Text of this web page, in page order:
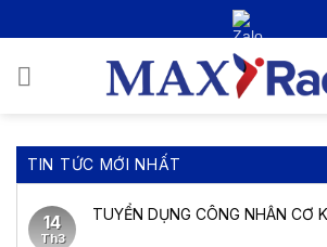
qua
nội
dung
TIN TỨC MỚI NHẤT
14
Th3
TUYỂN DỤNG CÔNG NHÂN CƠ